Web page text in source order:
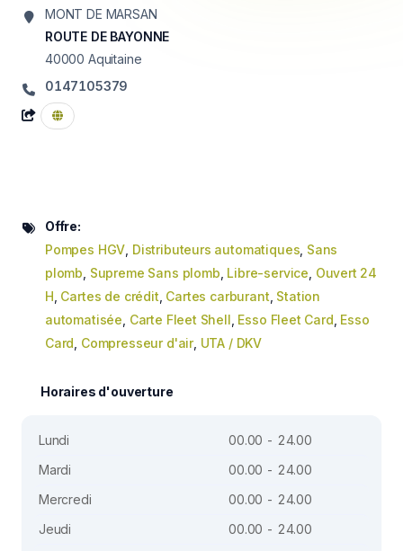
MONT DE MARSAN
ROUTE DE BAYONNE
40000 Aquitaine
0147105379
Offre:
Pompes HGV Distributeurs automatiques Sans
plomb Supreme Sans plomb Libre-service Ouvert 24
H Cartes de crédit Cartes carburant Station
automatisée Carte Fleet Shell Esso Fleet Card Esso
Card Compresseur d'air, UTA / DKV
Horaires d'ouverture
Lundi
00.00 - 24.00
Mardi
00.00 - 24.00
Mercredi
00.00 - 24.00
Jeudi
00.00 - 24.00